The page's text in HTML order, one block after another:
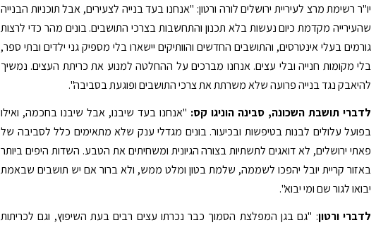
יו"ר רשימת מרצ לעיריית ירושלים לורה ורטון: "אנחנו בעד בנייה לצעירים, אבל תוכניות הבנייה
שהעירייה מקדמת כיום נעשות בלא תכנון והתחשבות בצרכי התושבים. בונים מהר כדי לרצות
גורמים בעלי אינטרסים, והתושבים החדשים והוותיקים יישארו בלי מספיק גני ילדים ובתי ספר,
בלי מקומות חנייה ובלי עצים. אנחנו מברכים על ההחלטה למנוע את כריתת העצים. נמשיך
להיאבק נגד בנייה פרועה שלא משרתת את צרכי התושבים ופוגעת בסביבה".
לדברי תושבת השכונה, סבינה הוניגו קס: "אנחנו בעד שיבנו, אבל שיבנו בחכמה, ואילו
בפועל עלולים לבנות בטיפשות ובכיעור. בונים מגדלי ענק שלא מתאימים כלל לסביבה של
פאתי ירושלים, לא דואגים לתשתיות בצורה הגיונית ומשחיתים את הטבע. השדות היפים ביותר
באזור קריית יובל יהפכו לשממה, שלמת בטון ומלט ממש, ולא ברור אם יש תושבים שבאמת
יבואו לגור שם ומי יבוא".
לדברי ורטון: "גם בגן המפלצת הסמוך כבר נכרתו עצים רבים בעת השיפוץ, וגם לכריתות